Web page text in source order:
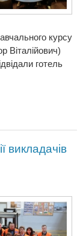
курсу
Віталійович)
готель
викладачів